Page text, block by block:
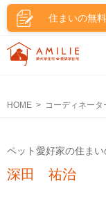
住まいの無
HOME コーディネータ
ペット愛好家の住まい
深田 祐治